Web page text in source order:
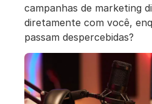
campanhas de marketing
diretamente com você,
passam despercebidas?